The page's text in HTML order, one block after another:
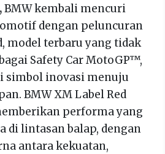
BMW kembali mencuri
dengan peluncuran
model terbaru yang tidak
Safety Car MotoGP™,
simbol inovasi menuju
BMW XM Label Red
performa yang
di lintasan balap, dengan
antara kekuatan,